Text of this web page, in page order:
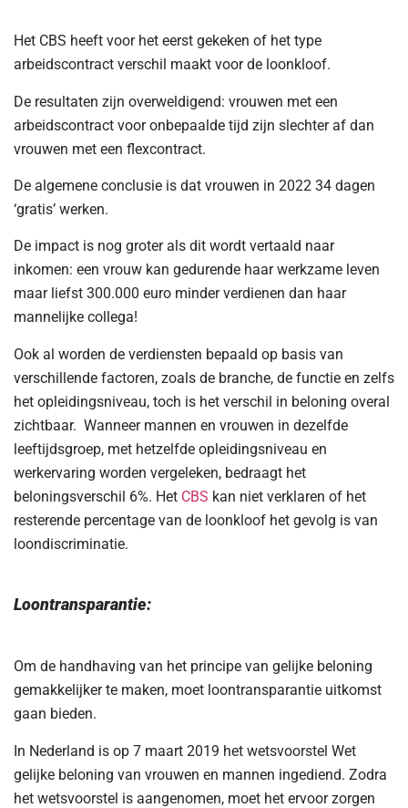
Het CBS heeft voor het eerst gekeken of het type
arbeidscontract verschil maakt voor de loonkloof.
De resultaten zijn overweldigend: vrouwen met een
arbeidscontract voor onbepaalde tijd zijn slechter af dan
vrouwen met een flexcontract.
De algemene conclusie is dat vrouwen in 2022 34 dagen
‘gratis’ werken.
De impact is nog groter als dit wordt vertaald naar
inkomen: een vrouw kan gedurende haar werkzame leven
maar liefst 300.000 euro minder verdienen dan haar
mannelijke collega!
Ook al worden de verdiensten bepaald op basis van
verschillende factoren, zoals de branche, de functie en zelfs
het opleidingsniveau, toch is het verschil in beloning overal
zichtbaar. Wanneer mannen en vrouwen in dezelfde
leeftijdsgroep, met hetzelfde opleidingsniveau en
werkervaring worden vergeleken, bedraagt het
beloningsverschil 6%. Het CBS kan niet verklaren of het
resterende percentage van de loonkloof het gevolg is van
loondiscriminatie.
Loontransparantie:
Om de handhaving van het principe van gelijke beloning
gemakkelijker te maken, moet loontransparantie uitkomst
gaan bieden.
In Nederland is op 7 maart 2019 het wetsvoorstel Wet
gelijke beloning van vrouwen en mannen ingediend. Zodra
het wetsvoorstel is aangenomen, moet het ervoor zorgen